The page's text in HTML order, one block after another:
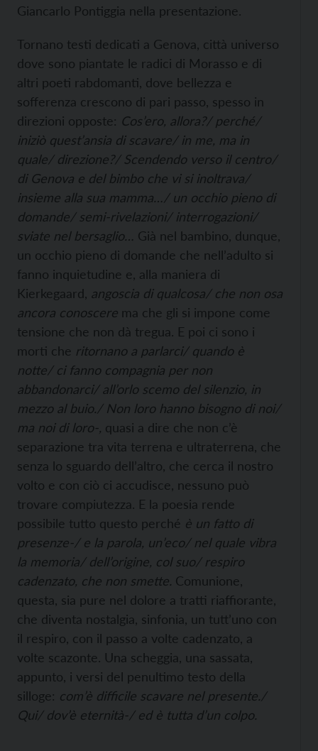
Giancarlo Pontiggia nella presentazione.
Tornano testi dedicati a Genova, città universo
dove sono piantate le radici di Morasso e di
altri poeti rabdomanti, dove bellezza e
sofferenza crescono di pari passo, spesso in
direzioni opposte: Cos’ero, allora?/ perché/
iniziò quest’ansia di scavare/ in me, ma in
quale/ direzione?/ Scendendo verso il centro/
di Genova e del bimbo che vi si inoltrava/
insieme alla sua mamma…/ un occhio pieno di
domande/ semi-rivelazioni/ interrogazioni/
sviate nel bersaglio… Già nel bambino, dunque,
un occhio pieno di domande che nell’adulto si
fanno inquietudine e, alla maniera di
Kierkegaard, angoscia di qualcosa/ che non osa
ancora conoscere ma che gli si impone come
tensione che non dà tregua. E poi ci sono i
morti che ritornano a parlarci/ quando è
notte/ ci fanno compagnia per non
abbandonarci/ all’orlo scemo del silenzio, in
mezzo al buio./ Non loro hanno bisogno di noi/
ma noi di loro-, quasi a dire che non c’è
separazione tra vita terrena e ultraterrena, che
senza lo sguardo dell’altro, che cerca il nostro
volto e con ciò ci accudisce, nessuno può
trovare compiutezza. E la poesia rende
possibile tutto questo perché è un fatto di
presenze-/ e la parola, un’eco/ nel quale vibra
la memoria/ dell’origine, col suo/ respiro
cadenzato, che non smette. Comunione,
questa, sia pure nel dolore a tratti riaffiorante,
che diventa nostalgia, sinfonia, un tutt’uno con
il respiro, con il passo a volte cadenzato, a
volte scazonte. Una scheggia, una sassata,
appunto, i versi del penultimo testo della
silloge: com’è difficile scavare nel presente./
Qui/ dov’è eternità-/ ed è tutta d’un colpo.